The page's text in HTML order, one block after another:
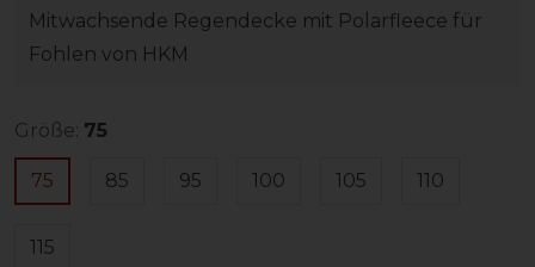
Mitwachsende Regendecke mit Polarfleece für
Fohlen von HKM
Größe: 75
75 85 95 100 105 110
115